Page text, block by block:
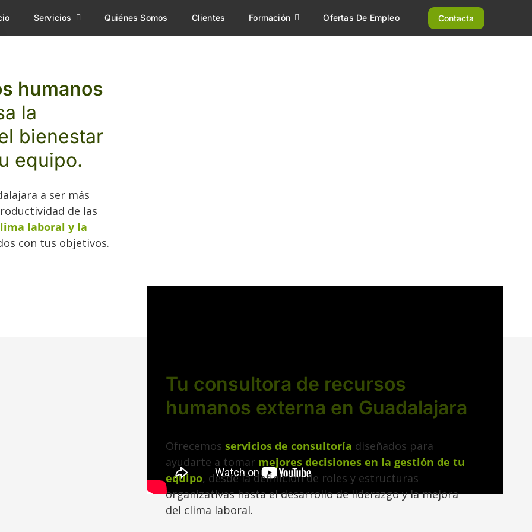
Servicios Quiénes Somos Clientes Formación Ofertas De Empleo Contacta
humanos
la
bienestar
equipo.
a ser más
de las
laboral y la
con tus objetivos.
Tu consultora de recursos
humanos externa en Guadalajara
Ofrecemos servicios de consultoría diseñados para
ayudarte a tomar mejores decisiones en la gestión de tu
equipo, desde la definición de roles y estructuras
organizativas hasta el desarrollo de liderazgo y la mejora
del clima laboral.